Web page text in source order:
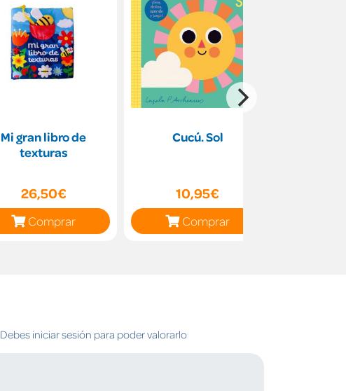
Mi gran libro de
texturas
26,50€
Comprar
Cucú. Sol
10,95€
Comprar
Debes iniciar sesión para poder valorarlo